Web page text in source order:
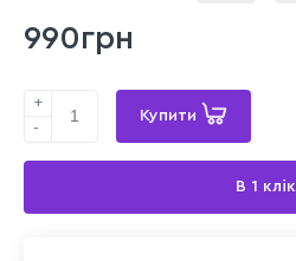
990грн
+
-
Купити
В 1 клік